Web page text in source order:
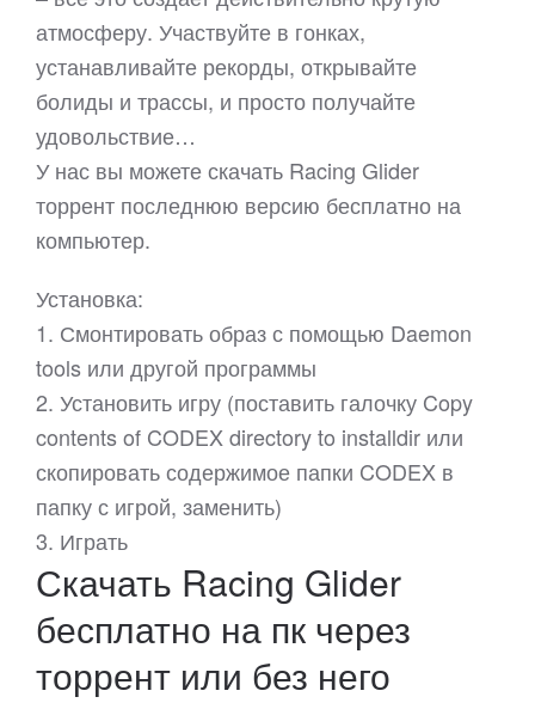
атмосферу. Участвуйте в гонках,
устанавливайте рекорды, открывайте
болиды и трассы, и просто получайте
удовольствие…
У нас вы можете скачать Racing Glider
торрент последнюю версию бесплатно на
компьютер.
Установка:
1. Смонтировать образ с помощью Daemon
tools или другой программы
2. Установить игру (поставить галочку Copy
contents of CODEX directory to installdir или
скопировать содержимое папки CODEX в
папку с игрой, заменить)
3. Играть
Скачать Racing Glider
бесплатно на пк через
торрент или без него